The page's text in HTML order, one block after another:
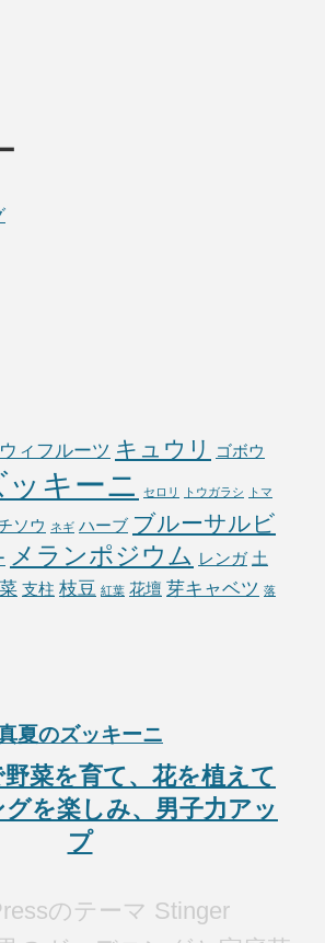
ィフルーツ キュウリ ゴボウ
ッキーニ セロリ トウガラシ トマ
ソウ ネギ ハーブ ブルーサルビ
メランポジウム レンガ 土
支柱 枝豆 紅葉 花壇 芽キャベツ 落
夏のズッキーニ
菜を育て、花を植えて
を楽しみ、男子力アッ
プ
のテーマ Stinger